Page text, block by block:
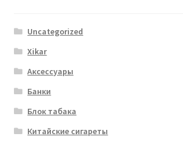
Uncategorized
Xikar
Аксессуары
Банки
Блок табака
Китайские сигареты